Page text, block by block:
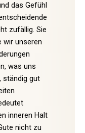
das Gefühl
zufällig. Sie
wir unseren
was uns
ständig gut
inneren Halt
nicht zu